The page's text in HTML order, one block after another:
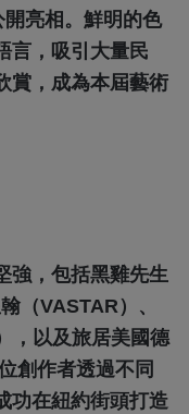
亮相。鮮明的色
言，吸引大量民
賞，成為本屆藝術
強，包括黑雞先生
（VASTAR）、
，以及旅居美國德
創作者透過不同
功在紐約街頭打造